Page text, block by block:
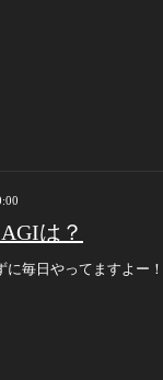
は？
に毎日やってますよー！